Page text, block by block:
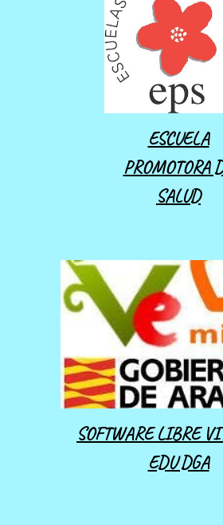
ESCUELA
PROMOTORA
SALUD
SOFTWARE LIBRE
EDU DGA